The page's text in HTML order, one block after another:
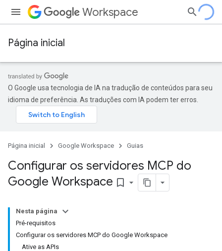
Workspace
Página inicial
O Google usa tecnologia de IA na tradução de conteúdos para seu
idioma de preferência. As traduções com IA podem ter erros.
Página inicial Google Workspace Guias
Configurar os servidores MCP do
Google Workspace bookmark_border
Nesta página
Pré-requisitos
Configurar os servidores MCP do Google Workspace
Ative as APIs